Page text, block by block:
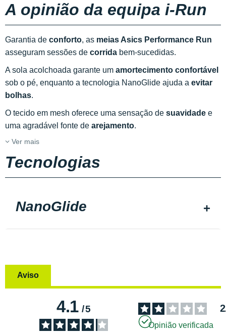
A opinião da equipa i-Run
Garantia de conforto, as meias Asics Performance Run
asseguram sessões de corrida bem-sucedidas.
A sola acolchoada garante um amortecimento confortável
sob o pé, enquanto a tecnologia NanoGlide ajuda a evitar
bolhas.
O tecido em mesh oferece uma sensação de suavidade e
uma agradável fonte de arejamento.
Ver mais
Tecnologias
NanoGlide
Aviso
4.1/5 2
Opinião verificada